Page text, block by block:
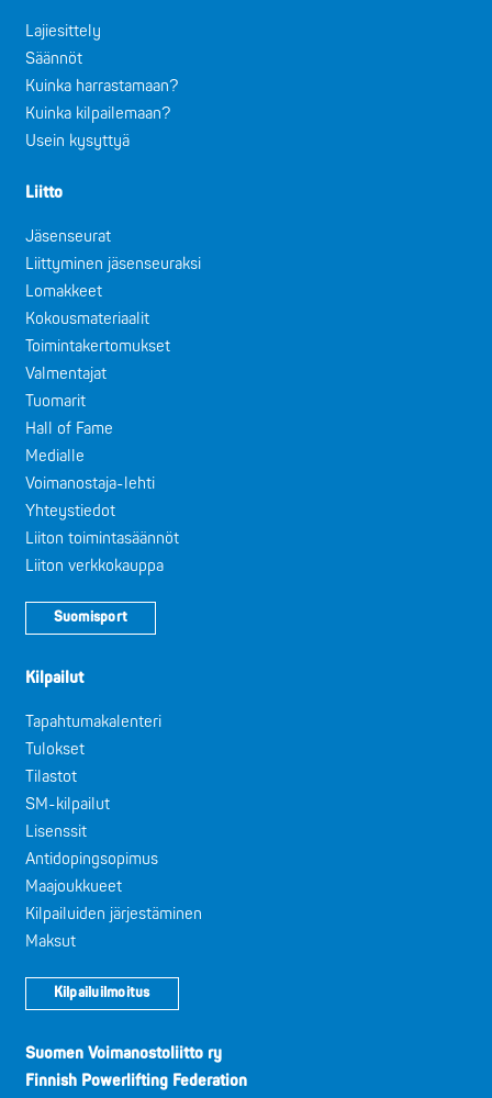
Lajiesittely
Säännöt
Kuinka harrastamaan?
Kuinka kilpailemaan?
Usein kysyttyä
Liitto
Jäsenseurat
Liittyminen jäsenseuraksi
Lomakkeet
Kokousmateriaalit
Toimintakertomukset
Valmentajat
Tuomarit
Hall of Fame
Medialle
Voimanostaja-lehti
Yhteystiedot
Liiton toimintasäännöt
Liiton verkkokauppa
Suomisport
Kilpailut
Tapahtumakalenteri
Tulokset
Tilastot
SM-kilpailut
Lisenssit
Antidopingsopimus
Maajoukkueet
Kilpailuiden järjestäminen
Maksut
Kilpailuilmoitus
Suomen Voimanostoliitto ry
Finnish Powerlifting Federation